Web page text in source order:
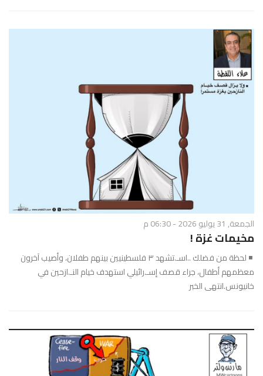
الجمعة, 31 يوليو 2026 - 06:30 م
مخيمات غزة !
◾ لحظة من فضلك ..اسـ.تشهد ٣ فلسطينيين بينهم طفلان، وأصيب آخرون
معظمهم أطفال، جراء قصف إسـ.رائيلي استهدف خيام النـ.ازحين في
خانيونس.انتهى الخبر